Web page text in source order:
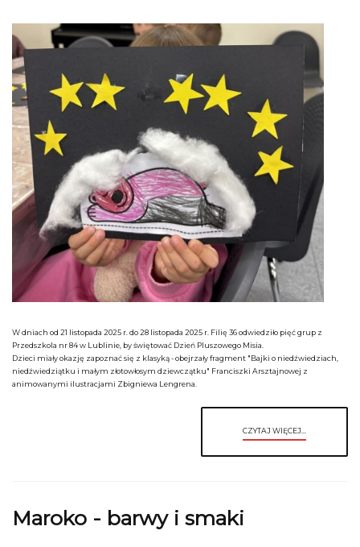
W dniach od 21 listopada 2025 r. do 28 listopada 2025 r. Filię 36 odwiedziło pięć grup z
Przedszkola nr 84 w Lublinie, by świętować Dzień Pluszowego Misia.
Dzieci miały okazję zapoznać się z klasyką - obejrzały fragment "Bajki o niedźwiedziach,
niedźwiedziątku i małym złotowłosym dziewczątku" Franciszki Arsztajnowej z
animowanymi ilustracjami Zbigniewa Lengrena.
CZYTAJ WIĘCEJ...
Maroko - barwy i smaki